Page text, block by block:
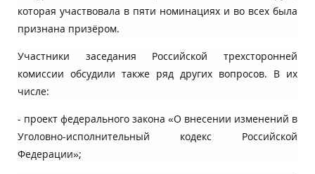
которая участвовала в пяти номинациях и во всех была
признана призёром.
Участники заседания Российской трехсторонней
комиссии обсудили также ряд других вопросов. В их
числе:
- проект федерального закона «О внесении изменений в
Уголовно-исполнительный кодекс Российской
Федерации»;